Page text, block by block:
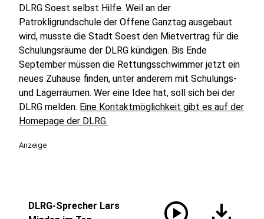
DLRG Soest selbst Hilfe. Weil an der
Patrokligrundschule der Offene Ganztag ausgebaut
wird, musste die Stadt Soest den Mietvertrag für die
Schulungsräume der DLRG kündigen. Bis Ende
September müssen die Rettungsschwimmer jetzt ein
neues Zuhause finden, unter anderem mit Schulungs-
und Lagerräumen. Wer eine Idee hat, soll sich bei der
DLRG melden. Eine Kontaktmöglichkeit gibt es auf der
Homepage der DLRG.
Anzeige
DLRG-Sprecher Lars